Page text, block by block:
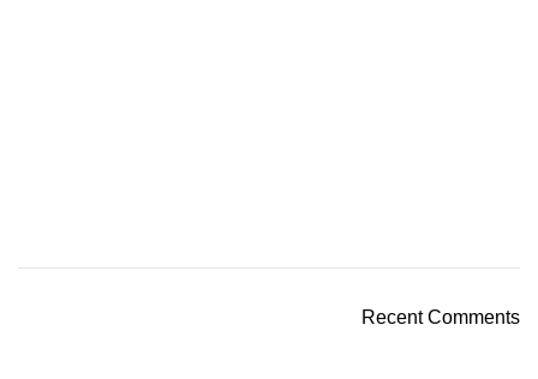
Recent Comments